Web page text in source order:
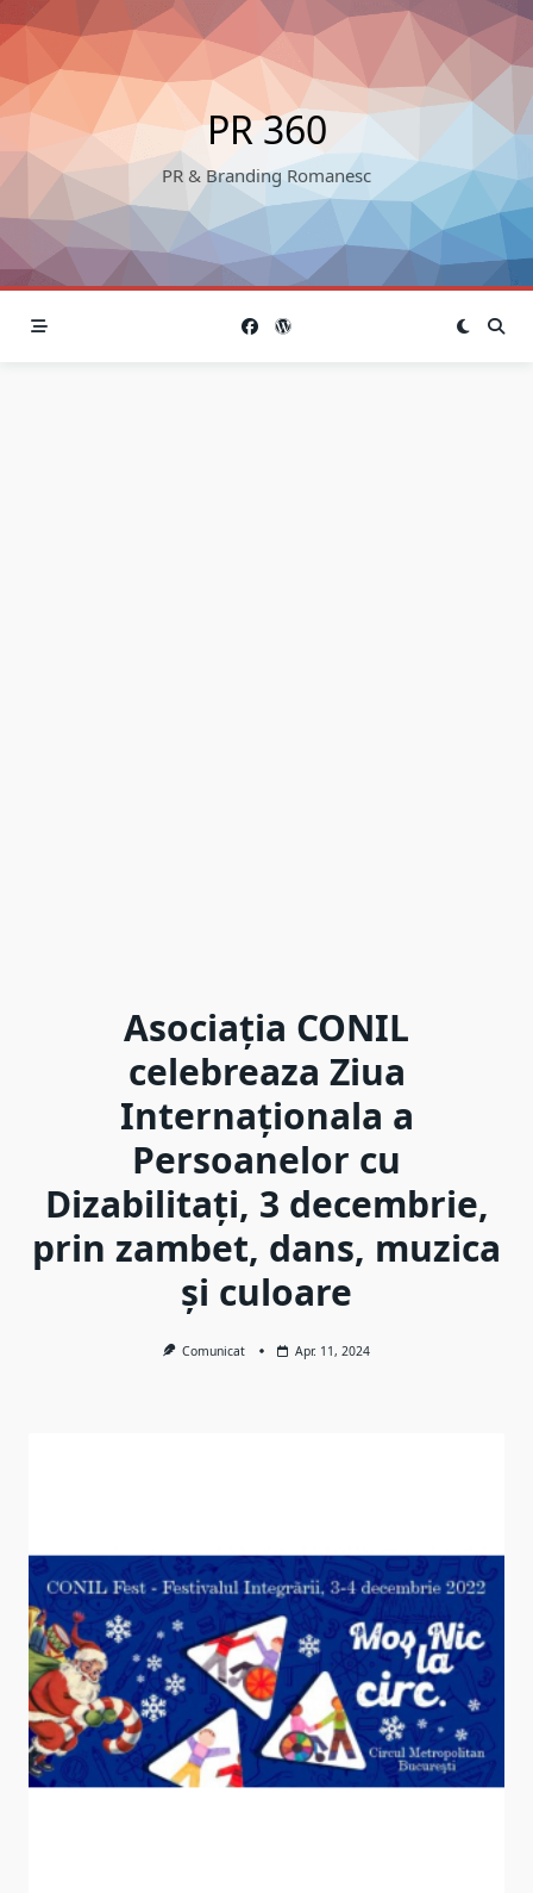
Skip
to
content
PR 360
PR & Branding Romanesc
Asociația CONIL
celebreaza Ziua
Internaționala a
Persoanelor cu
Dizabilitați, 3 decembrie,
prin zambet, dans, muzica
și culoare
Comunicat Apr. 11, 2024